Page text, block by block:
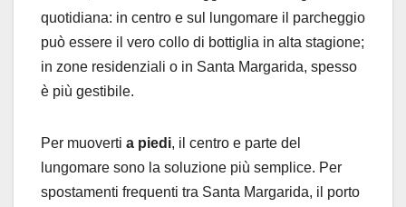
quotidiana: in centro e sul lungomare il parcheggio
può essere il vero collo di bottiglia in alta stagione;
in zone residenziali o in Santa Margarida, spesso
è più gestibile.
Per muoverti a piedi, il centro e parte del
lungomare sono la soluzione più semplice. Per
spostamenti frequenti tra Santa Margarida, il porto